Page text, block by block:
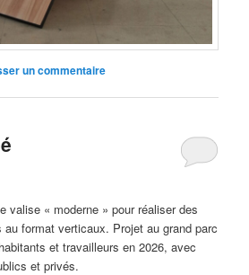
un commentaire
valise « moderne » pour réaliser des
au format verticaux. Projet au grand parc
et travailleurs en 2026, avec
et privés.